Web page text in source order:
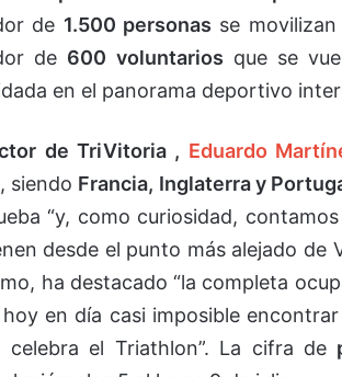
de 1.500 personas se
de 600 voluntarios que se
en el panorama deportivo
de TriVitoria , Eduardo
siendo Francia, Inglaterra y
“y, como curiosidad,
desde el punto más alejado de
ha destacado “la completa
en día casi imposible
celebra el Triathlon”. La cifra de